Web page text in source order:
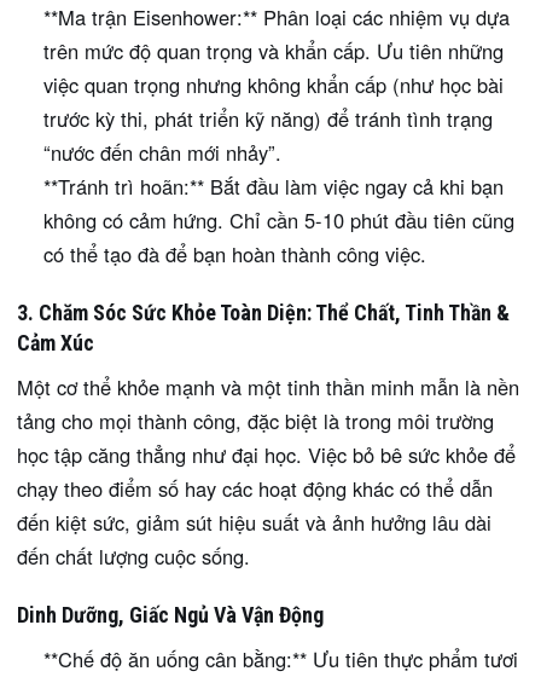
**Ma trận Eisenhower:** Phân loại các nhiệm vụ dựa
trên mức độ quan trọng và khẩn cấp. Ưu tiên những
việc quan trọng nhưng không khẩn cấp (như học bài
trước kỳ thi, phát triển kỹ năng) để tránh tình trạng
“nước đến chân mới nhảy”.
**Tránh trì hoãn:** Bắt đầu làm việc ngay cả khi bạn
không có cảm hứng. Chỉ cần 5-10 phút đầu tiên cũng
có thể tạo đà để bạn hoàn thành công việc.
3. Chăm Sóc Sức Khỏe Toàn Diện: Thể Chất, Tinh Thần &
Cảm Xúc
Một cơ thể khỏe mạnh và một tinh thần minh mẫn là nền
tảng cho mọi thành công, đặc biệt là trong môi trường
học tập căng thẳng như đại học. Việc bỏ bê sức khỏe để
chạy theo điểm số hay các hoạt động khác có thể dẫn
đến kiệt sức, giảm sút hiệu suất và ảnh hưởng lâu dài
đến chất lượng cuộc sống.
Dinh Dưỡng, Giấc Ngủ Và Vận Động
**Chế độ ăn uống cân bằng:** Ưu tiên thực phẩm tươi